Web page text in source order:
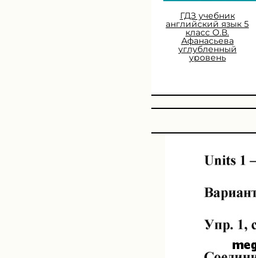
ГДЗ учебник
английский язык 5
класс О.В.
Афанасьева
углубленный
уровень